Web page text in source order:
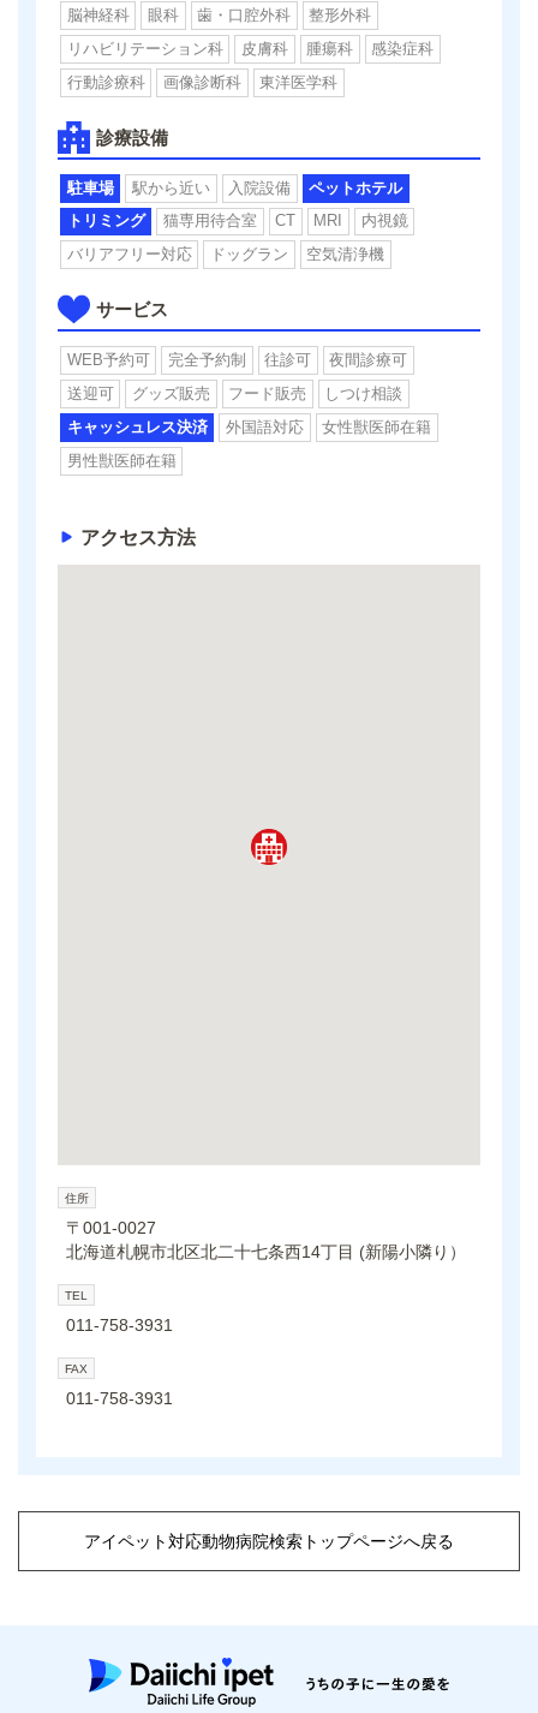
脳神経科
眼科 歯・口腔外科
整形外科
リハビリテーション科
皮膚科 腫瘍科
感染症科
行動診療科
画像診断科 東洋医学科
診療設備
駐車場 駅から近い 入院設備
ペットホテル
トリミング
猫専用待合室 CT MRI
内視鏡
バリアフリー対応
ドッグラン 空気清浄機
サービス
WEB予約可 完全予約制 往診可
夜間診療可
送迎可
グッズ販売 フード販売
しつけ相談
キャッシュレス決済
外国語対応
女性獣医師在籍
男性獣医師在籍
アクセス方法
住所
〒001-0027
北海道札幌市北区北二十七条西14丁目 (新陽小隣り）
TEL
011-758-3931
FAX
011-758-3931
アイペット対応動物病院検索トップページへ戻る